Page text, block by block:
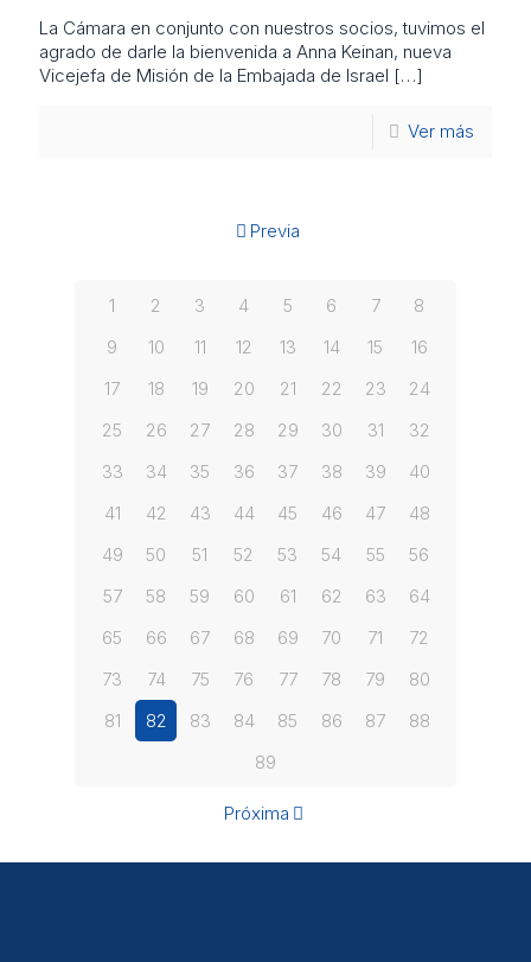
La Cámara en conjunto con nuestros socios, tuvimos el
agrado de darle la bienvenida a Anna Keinan, nueva
Vicejefa de Misión de la Embajada de Israel […]
Ver más
Previa
1 2 3 4 5 6 7
8
9
10 11 12 13 14 15
16
17
18 19 20 21 22 23
24
25
26 27 28 29 30 31
32
33
34 35 36 37 38 39
40
41
42 43 44 45 46 47
48
49
50 51 52 53 54 55
56
57
58 59 60 61 62 63
64
65
66 67 68 69 70 71
72
73
74 75 76 77 78 79
80
81
82 83 84 85 86 87
88
89
Próxima